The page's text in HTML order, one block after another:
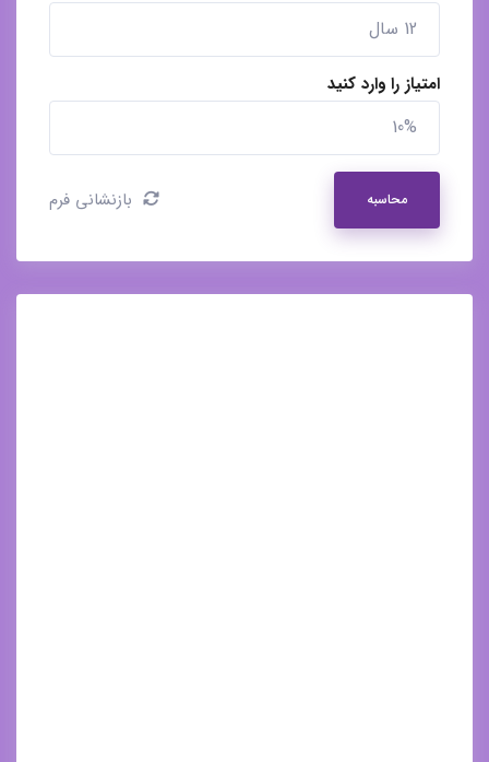
امتیاز را وارد کنید
محاسبه بازنشانی فرم